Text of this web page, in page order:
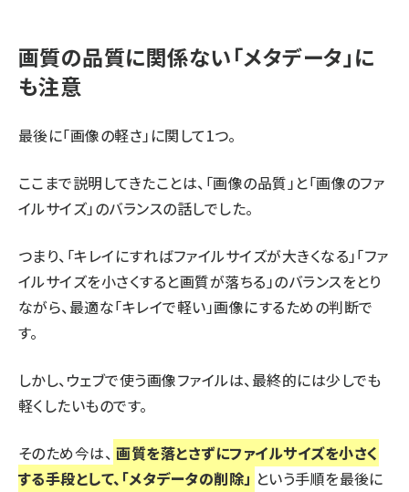
画質の品質に関係ない「メタデータ」に
も注意
最後に「画像の軽さ」に関して1つ。
ここまで説明してきたことは、「画像の品質」と「画像のファ
イルサイズ」のバランスの話しでした。
つまり、「キレイにすればファイルサイズが大きくなる」「ファ
イルサイズを小さくすると画質が落ちる」のバランスをとり
ながら、最適な「キレイで軽い」画像にするための判断で
す。
しかし、ウェブで使う画像ファイルは、最終的には少しでも
軽くしたいものです。
そのため今は、 画質を落とさずにファイルサイズを小さく
する手段として、「メタデータの削除」 という手順を最後に